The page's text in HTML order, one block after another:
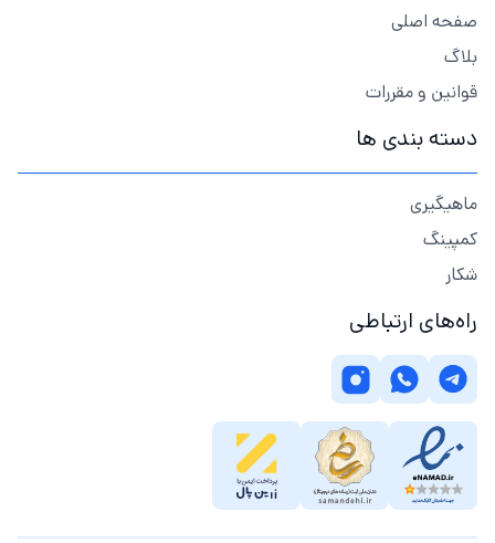
صفحه اصلی
بلاگ
قوانین و مقررات
دسته بندی ها
ماهیگیری
کمپینگ
شکار
راه‌های ارتباطی